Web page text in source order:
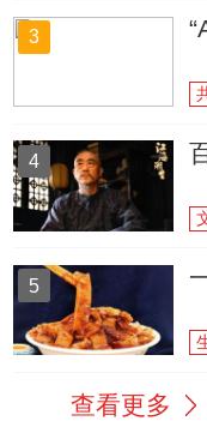
3
4
5
查看更多